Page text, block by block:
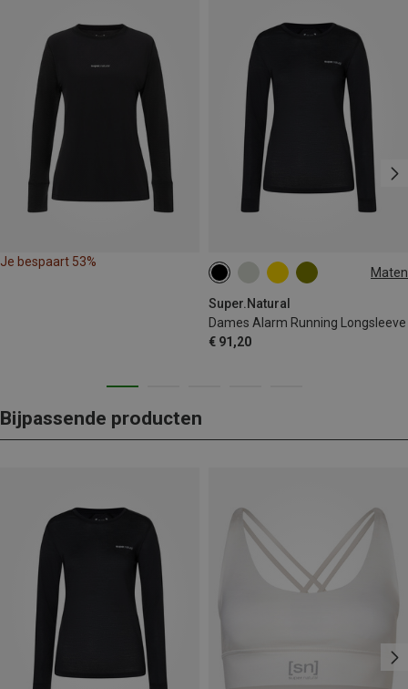
Je bespaart 53%
Maten
Super.Natural
Dames Alarm Running Longsleeve
€ 91,20
XS M
Bijpassende producten